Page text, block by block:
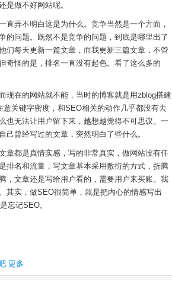
是做不好网站呢。
弄不明白这是为什么。竞争当然是一个方面，
的问题。既然不是竞争的问题，到底是哪里出了
们每天更新一篇文章，而我更新三篇文章，不管
奇怪的是，排名一直没有起色。看了这么多的
现在的网站就不能，当时的博客就是用zblog搭建
关键字密度，和SEO相关的动作几乎都没有去
也无法让用户留下来，越想越觉得不可思议。一
曾经写过的文章，突然明白了些什么。
章都是真情实感，写的非常真实，做网站没有任
排名和流量，写文章基本采用敷衍的方式，折腾
，文章还是写给用户看的，需要用户来买账。我
其实，做SEO很简单，就是把内心的情感写出
忘记SEO。
更多